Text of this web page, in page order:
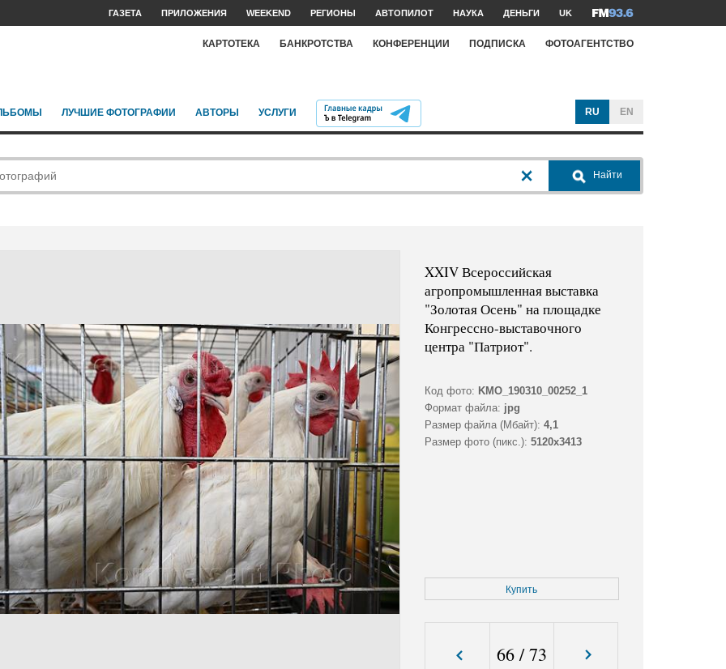
ГАЗЕТА ПРИЛОЖЕНИЯ WEEKEND РЕГИОНЫ АВТОПИЛОТ НАУКА ДЕНЬГИ UK
КАРТОТЕКА БАНКРОТСТВА КОНФЕРЕНЦИИ ПОДПИСКА ФОТОАГЕНТСТВО
ЛУЧШИЕ ФОТОГРАФИИ АВТОРЫ УСЛУГИ RU EN
Найти
XXIV Всероссийская
агропромышленная выставка
"Золотая Осень" на площадке
Конгрессно-выставочного
центра "Патриот".
Код фото: KMO_190310_00252_1
Формат файла: jpg
Размер файла (Мбайт): 4,1
Размер фото (пикс.): 5120x3413
Купить
66/73